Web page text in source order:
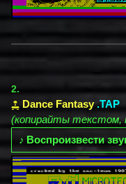
2.
Dance Fantasy .TAP
(копирайты текстом,
♪ Воспроизвести